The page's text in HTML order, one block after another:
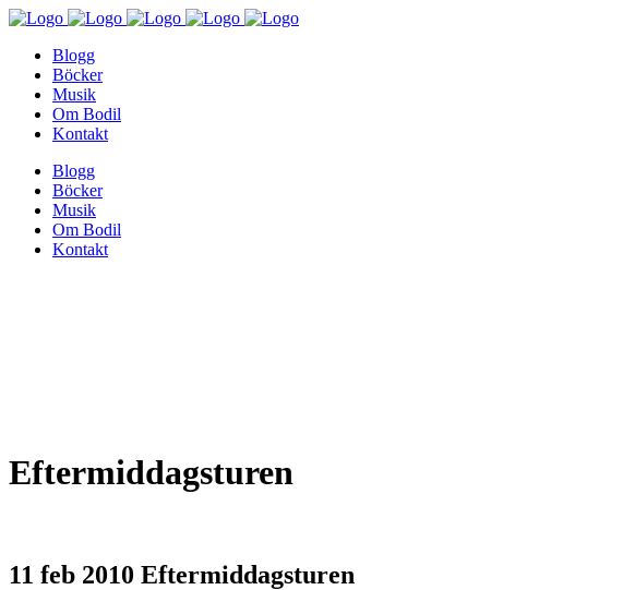
Blogg
Böcker
Musik
Om Bodil
Kontakt
Blogg
Böcker
Musik
Om Bodil
Kontakt
Eftermiddagsturen
11 feb 2010 Eftermiddagsturen